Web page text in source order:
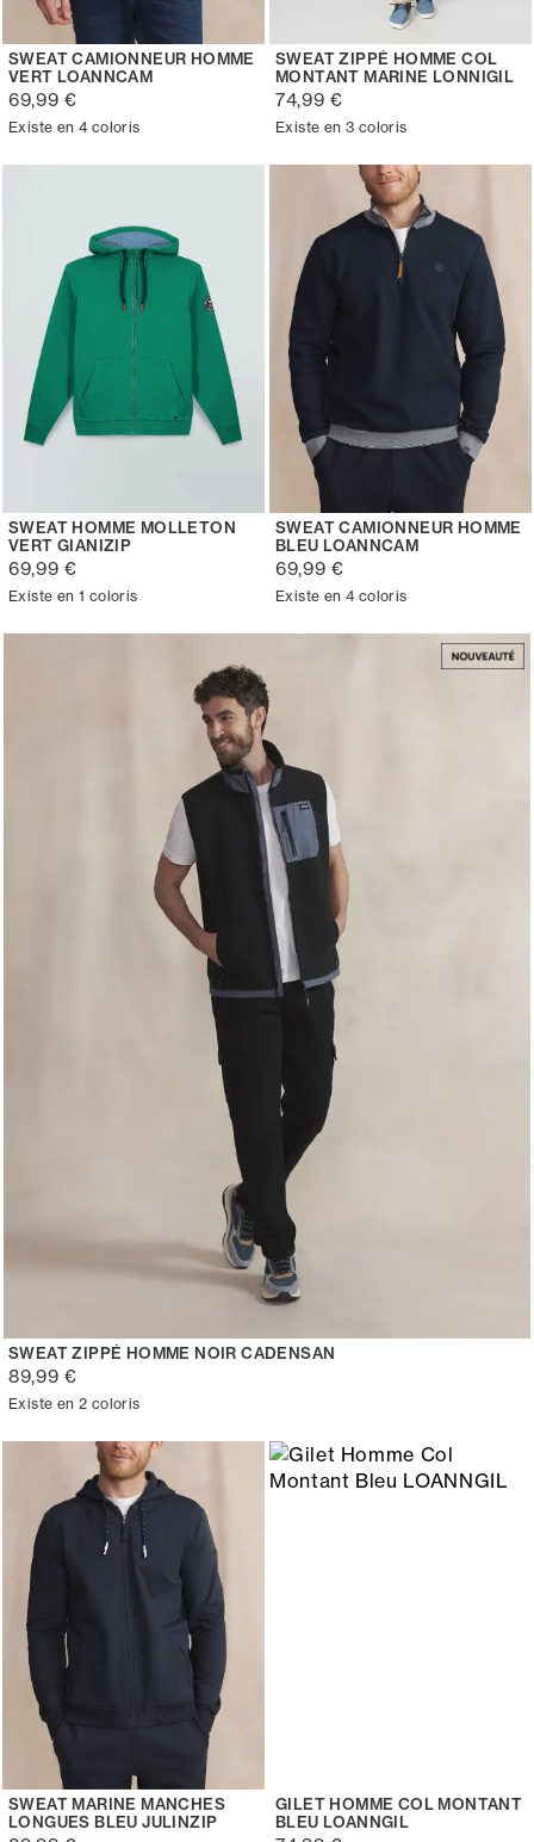
SWEAT CAMIONNEUR HOMME
VERT LOANNCAM
69,99 €
Existe en 4 coloris
SWEAT ZIPPÉ HOMME COL
MONTANT MARINE LONNIGIL
74,99 €
Existe en 3 coloris
SWEAT HOMME MOLLETON
VERT GIANIZIP
69,99 €
Existe en 1 coloris
SWEAT CAMIONNEUR HOMME
BLEU LOANNCAM
69,99 €
Existe en 4 coloris
SWEAT ZIPPÉ HOMME NOIR CADENSAN
89,99 €
Existe en 2 coloris
SWEAT MARINE MANCHES
LONGUES BLEU JULINZIP
GILET HOMME COL MONTANT
BLEU LOANNGIL